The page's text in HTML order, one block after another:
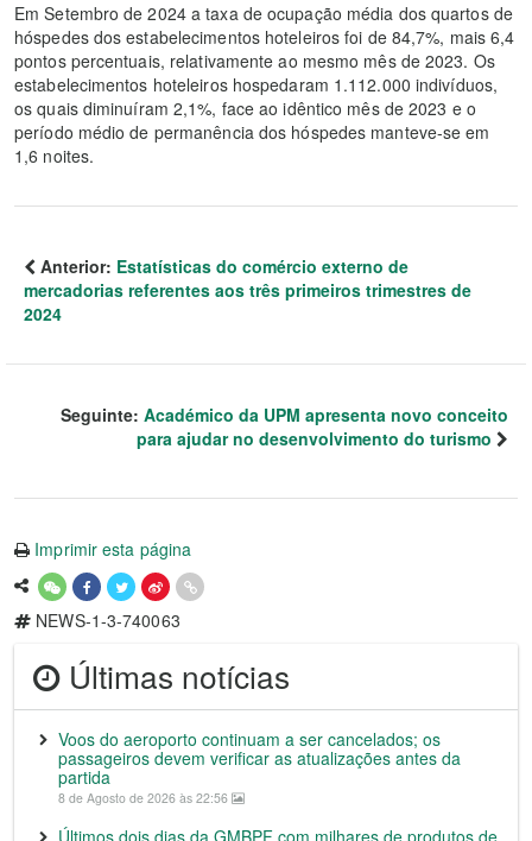
Em Setembro de 2024 a taxa de ocupação média dos quartos de
hóspedes dos estabelecimentos hoteleiros foi de 84,7%, mais 6,4
pontos percentuais, relativamente ao mesmo mês de 2023. Os
estabelecimentos hoteleiros hospedaram 1.112.000 indivíduos,
os quais diminuíram 2,1%, face ao idêntico mês de 2023 e o
período médio de permanência dos hóspedes manteve-se em
1,6 noites.
Anterior: Estatísticas do comércio externo de
mercadorias referentes aos três primeiros trimestres de
2024
Seguinte: Académico da UPM apresenta novo conceito
para ajudar no desenvolvimento do turismo
Imprimir esta página
NEWS-1-3-740063
Últimas notícias
Voos do aeroporto continuam a ser cancelados; os
passageiros devem verificar as atualizações antes da
partida
8 de Agosto de 2026 às 22:56
Últimos dois dias da GMBPF com milhares de produtos de